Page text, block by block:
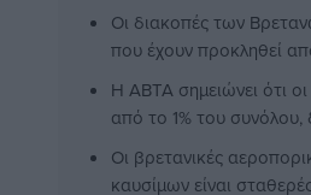
Οι διακοπές των
που έχουν προκληθεί
Η ABTA σημειώνει ότι
από το 1% του συνόλου,
Οι βρετανικές
καυσίμων είναι